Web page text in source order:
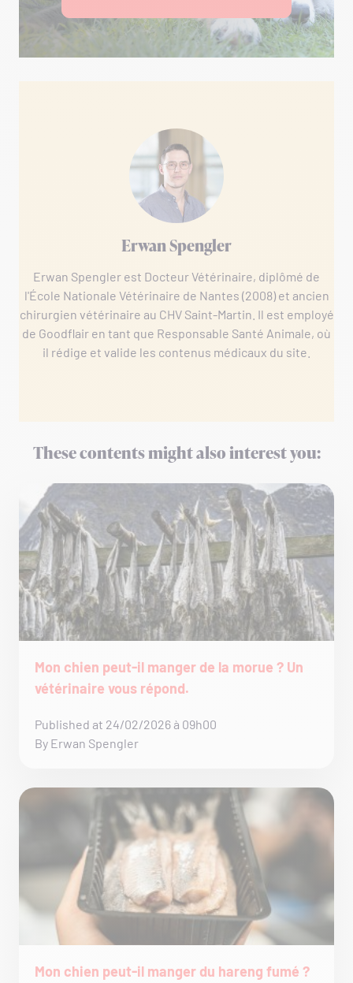
Erwan Spengler
Erwan Spengler est Docteur Vétérinaire, diplômé de
l'École Nationale Vétérinaire de Nantes (2008) et ancien
chirurgien vétérinaire au CHV Saint-Martin. Il est employé
de Goodflair en tant que Responsable Santé Animale, où
il rédige et valide les contenus médicaux du site.
These contents might also interest you:
Mon chien peut-il manger de la morue ? Un
vétérinaire vous répond.
Published at 24/02/2026 à 09h00
By Erwan Spengler
Mon chien peut-il manger du hareng fumé ?